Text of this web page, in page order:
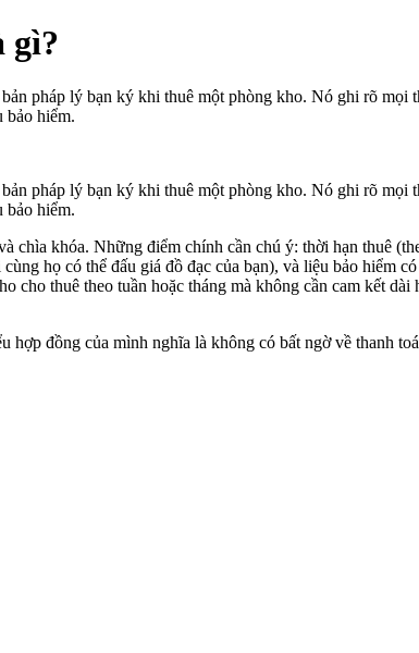
gì?
pháp lý bạn ký khi thuê một phòng kho. Nó ghi rõ
bảo hiểm.
pháp lý bạn ký khi thuê một phòng kho. Nó ghi rõ
bảo hiểm.
khóa. Những điểm chính cần chú ý: thời hạn thuê
họ có thể đấu giá đồ đạc của bạn), và liệu bảo hiểm
cho thuê theo tuần hoặc tháng mà không cần cam kết
đồng của mình nghĩa là không có bất ngờ về thanh